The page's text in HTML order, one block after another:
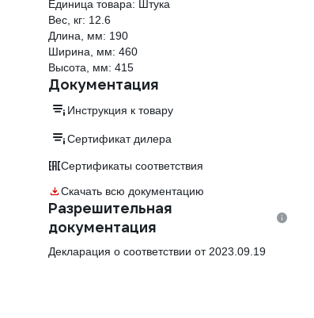
Единица товара: Штука
Вес, кг: 12.6
Длина, мм: 190
Ширина, мм: 460
Высота, мм: 415
Документация
Инструкция к товару
Сертификат дилера
Сертификаты соответствия
Скачать всю документацию
Разрешительная
документация
Декларация о соответствии от 2023.09.19